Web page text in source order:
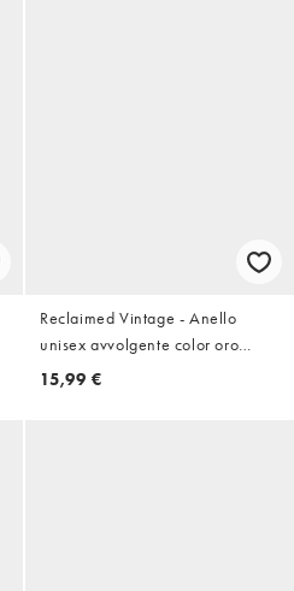
Reclaimed Vintage - Anello
unisex avvolgente color oro
brunito con pietra verde
15,99 €